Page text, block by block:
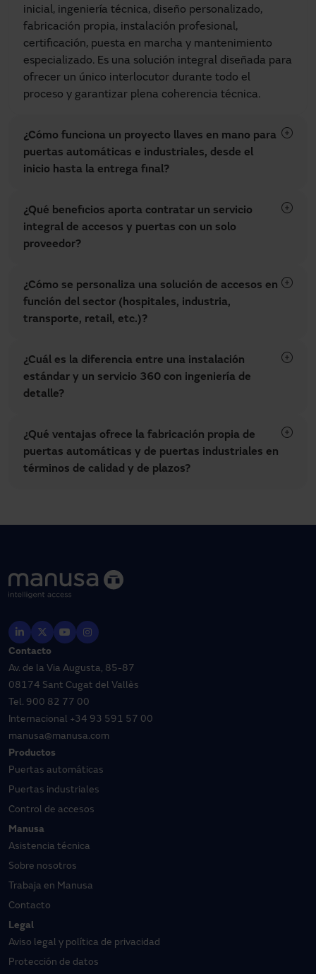
inicial, ingeniería técnica, diseño personalizado,
fabricación propia, instalación profesional,
certificación, puesta en marcha y mantenimiento
especializado. Es una solución integral diseñada para
ofrecer un único interlocutor durante todo el
proceso y garantizar plena coherencia técnica.
¿Cómo funciona un proyecto llaves en mano para
puertas automáticas e industriales, desde el
inicio hasta la entrega final?
¿Qué beneficios aporta contratar un servicio
integral de accesos y puertas con un solo
proveedor?
¿Cómo se personaliza una solución de accesos en
función del sector (hospitales, industria,
transporte, retail, etc.)?
¿Cuál es la diferencia entre una instalación
estándar y un servicio 360 con ingeniería de
detalle?
¿Qué ventajas ofrece la fabricación propia de
puertas automáticas y de puertas industriales en
términos de calidad y de plazos?
Contacto
Av. de la Via Augusta, 85-87
08174 Sant Cugat del Vallès
Tel. 900 82 77 00
Internacional +34 93 591 57 00
manusa@manusa.com
Productos
Puertas automáticas
Puertas industriales
Control de accesos
Manusa
Asistencia técnica
Sobre nosotros
Trabaja en Manusa
Contacto
Legal
Aviso legal y política de privacidad
Protección de datos